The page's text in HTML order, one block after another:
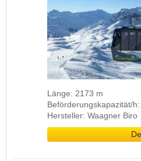
Länge: 2173 m
Beförderungskapazität/
Hersteller: Waagner Biro